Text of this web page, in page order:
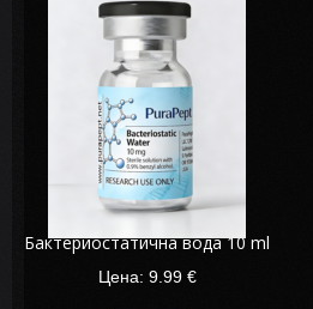
Бактериостатична вода 10 ml
Цена: 9.99 €